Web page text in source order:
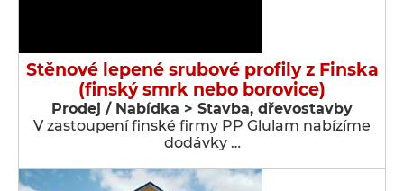
Stěnové lepené srubové profily z Finska
(finský smrk nebo borovice)
Prodej / Nabídka > Stavba, dřevostavby
V zastoupení finské firmy PP Glulam nabízíme
dodávky …